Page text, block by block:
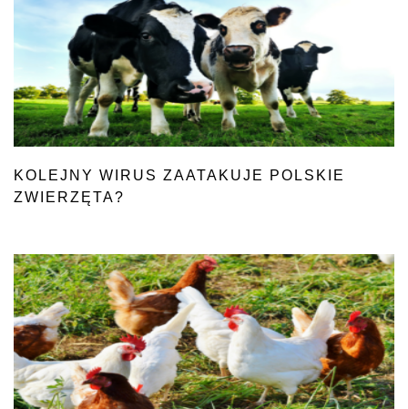
KOLEJNY WIRUS ZAATAKUJE POLSKIE
ZWIERZĘTA?